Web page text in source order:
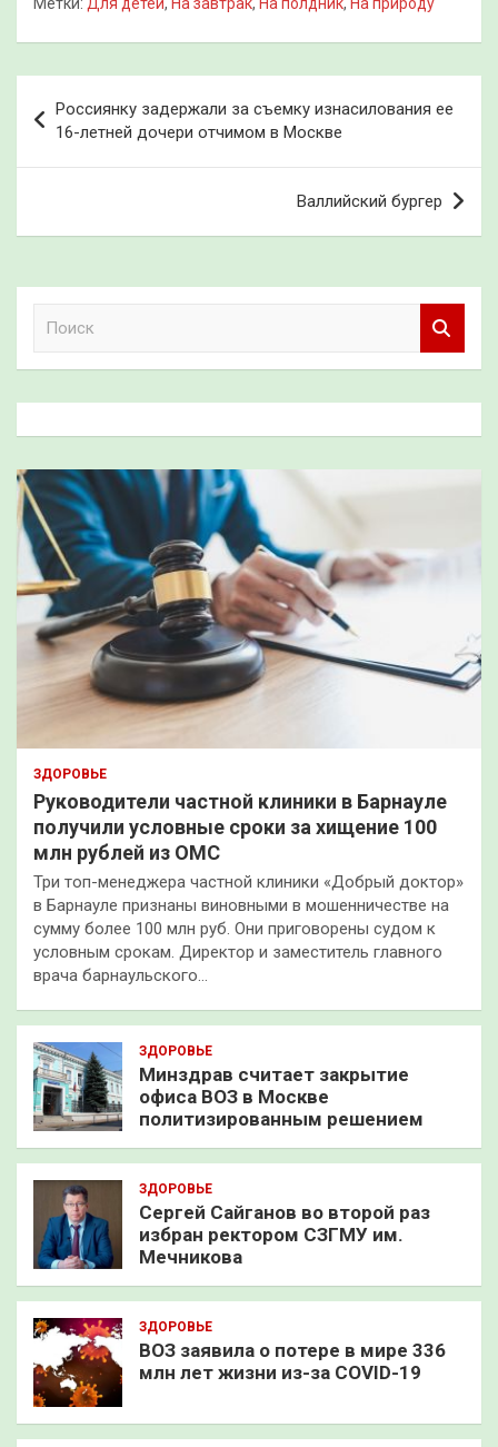
Метки: Для детей, На завтрак, На полдник, На природу
по
записям
Россиянку задержали за съемку изнасилования ее
16-летней дочери отчимом в Москве
Валлийский бургер
к
ЗДОРОВЬЕ
Руководители частной клиники в Барнауле
получили условные сроки за хищение 100
млн рублей из ОМС
Три топ-менеджера частной клиники «Добрый доктор»
в Барнауле признаны виновными в мошенничестве на
сумму более 100 млн руб. Они приговорены судом к
условным срокам. Директор и заместитель главного
врача барнаульского…
ЗДОРОВЬЕ
Минздрав считает закрытие
офиса ВОЗ в Москве
политизированным решением
ЗДОРОВЬЕ
Сергей Сайганов во второй раз
избран ректором СЗГМУ им.
Мечникова
ЗДОРОВЬЕ
ВОЗ заявила о потере в мире 336
млн лет жизни из-за COVID-19